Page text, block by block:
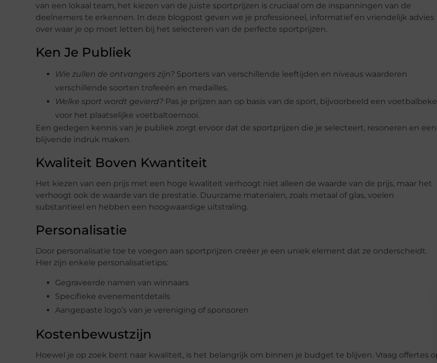
van een lokaal team, het kiezen van de juiste sportprijzen is cruciaal om de inspanningen van de
deelnemers te erkennen. In deze blogpost geven we je professioneel, informatief en vriendelijk advies
over waar je op moet letten bij het selecteren van de perfecte sportprijzen.
Ken Je Publiek
Wie zullen de ontvangers zijn? Sporters van verschillende leeftijden en niveaus waarderen
verschillende soorten trofeeën en medailles.
Welke sport wordt gevierd? Pas je prijzen aan op basis van de sport, bijvoorbeeld een
voor het plaatselijke voetbaltoernooi.
Een gedegen kennis van je publiek zorgt ervoor dat de sportprijzen die je selecteert, resoneren en een
blijvende indruk maken.
Kwaliteit Boven Kwantiteit
Het kiezen van een prijs met een hoge kwaliteit verhoogt niet alleen de waarde van de prijs, maar het
verhoogt ook de waarde van de prestatie. Duurzame materialen, zoals metaal of glas, voelen
substantieel en hebben een hoogwaardige uitstraling.
Personalisatie
Door personalisatie toe te voegen aan sportprijzen creëer je een uniek element dat ze onderscheidt.
Hier zijn enkele personalisatietips:
Gegraveerde namen van winnaars
Specifieke evenementdetails
Aangepaste logo’s van je vereniging of sponsoren
Kostenbewustzijn
Hoewel je op zoek bent naar kwaliteit, is het belangrijk om binnen je budget te blijven. Vraag offertes